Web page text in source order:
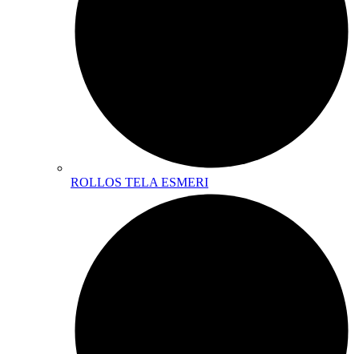
ROLLOS TELA ESMERI